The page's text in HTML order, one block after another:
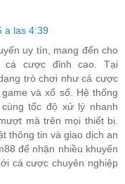
a las 4:39
uy tín, mang đến cho
cá cược đỉnh cao. Tại
trò chơi như cá cược
và xổ số. Hệ thống
tốc độ xử lý nhanh
mà trên mọi thiết bị.
thông tin và giao dịch an
để nhận nhiều khuyến
cá cược chuyên nghiệp